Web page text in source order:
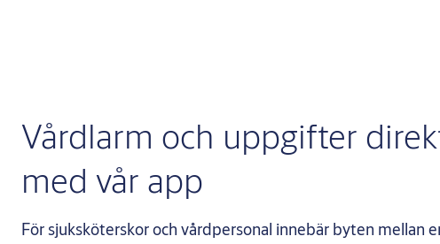
Vårdlarm och uppgifter
med vår app
För sjuksköterskor och vårdpersonal innebär byten mellan